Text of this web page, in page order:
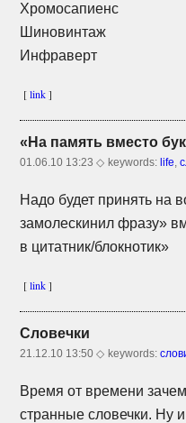
Хромосапиенс
Шиновинтаж
Инфраверт
[link]
«На память вместо
01.06.10 13:23 ◇ keywords: life,
Надо будет принять на
замолескинил фразу»
в цитатник/блокнотик»
[link]
Словечки
21.12.10 13:50 ◇ keywords:
Время от времени
странные словечки. Ну